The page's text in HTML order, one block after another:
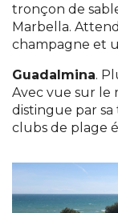
tronçon de
Marbella.
champagne et
Guadalmina.
Avec vue sur le
distingue par sa
clubs de plage